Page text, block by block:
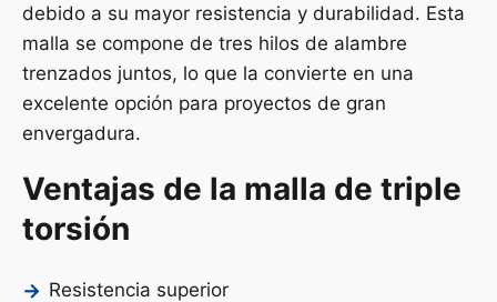
debido a su mayor resistencia y durabilidad. Esta
malla se compone de tres hilos de alambre
trenzados juntos, lo que la convierte en una
excelente opción para proyectos de gran
envergadura.
Ventajas de la malla de triple
torsión
Resistencia superior